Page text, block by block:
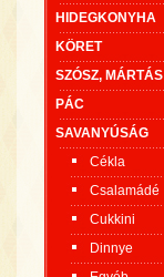
HIDEGKONYHA
KÖRET
SZÓSZ, MÁRTÁS
PÁC
SAVANYÚSÁG
Cékla
Csalamádé
Cukkini
Dinnye